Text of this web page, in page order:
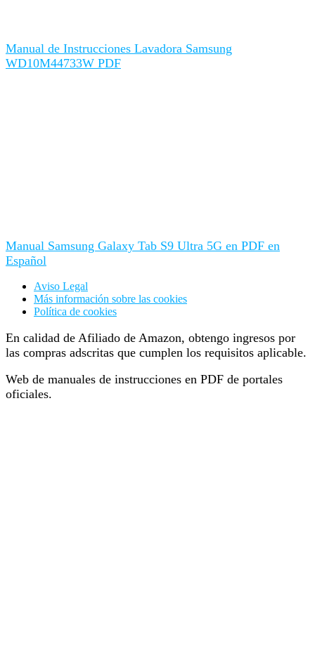
Manual de Instrucciones Lavadora Samsung
WD10M44733W PDF
Manual Samsung Galaxy Tab S9 Ultra 5G en PDF en
Español
Aviso Legal
Más información sobre las cookies
Política de cookies
En calidad de Afiliado de Amazon, obtengo ingresos por
las compras adscritas que cumplen los requisitos aplicable.
Web de manuales de instrucciones en PDF de portales
oficiales.